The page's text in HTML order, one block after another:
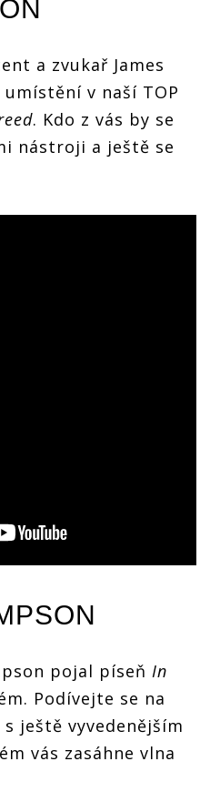
a zvukař James
v naší TOP
. Kdo z vás by se
nástroji a ještě se
pojal píseň In
Podívejte se na
ještě vyvedenějším
vás zasáhne vlna